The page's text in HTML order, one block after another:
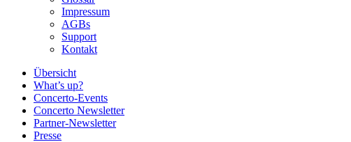
Impressum
AGBs
Support
Kontakt
Übersicht
What’s up?
Concerto-Events
Concerto Newsletter
Partner-Newsletter
Presse